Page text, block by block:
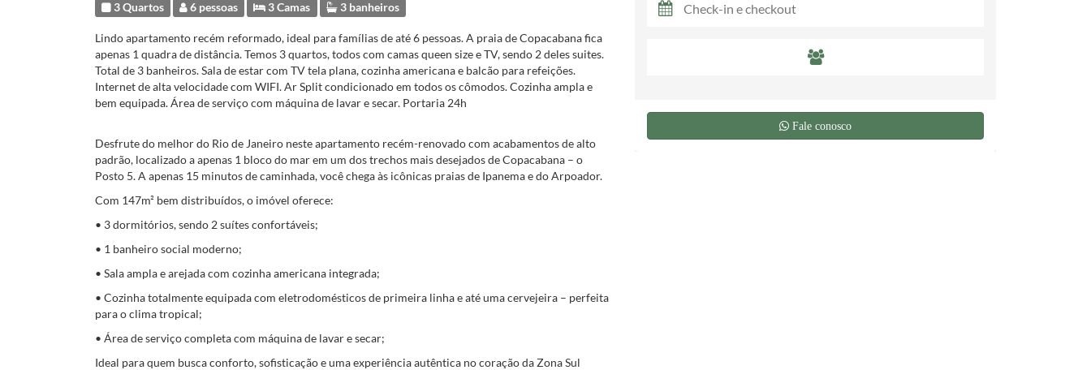
3 Quartos 6 pessoas 3 Camas 3 banheiros
Lindo apartamento recém reformado, ideal para famílias de até 6 pessoas. A praia de Copacabana fica
apenas 1 quadra de distância. Temos 3 quartos, todos com camas queen size e TV, sendo 2 deles suites.
Total de 3 banheiros. Sala de estar com TV tela plana, cozinha americana e balcão para refeições.
Internet de alta velocidade com WIFI. Ar Split condicionado em todos os cômodos. Cozinha ampla e
bem equipada. Área de serviço com máquina de lavar e secar. Portaria 24h
Desfrute do melhor do Rio de Janeiro neste apartamento recém-renovado com acabamentos de alto
padrão, localizado a apenas 1 bloco do mar em um dos trechos mais desejados de Copacabana – o
Posto 5. A apenas 15 minutos de caminhada, você chega às icônicas praias de Ipanema e do Arpoador.
Com 147m² bem distribuídos, o imóvel oferece:
• 3 dormitórios, sendo 2 suítes confortáveis;
• 1 banheiro social moderno;
• Sala ampla e arejada com cozinha americana integrada;
• Cozinha totalmente equipada com eletrodomésticos de primeira linha e até uma cervejeira – perfeita
para o clima tropical;
• Área de serviço completa com máquina de lavar e secar;
Ideal para quem busca conforto, sofisticação e uma experiência autêntica no coração da Zona Sul
Fale conosco